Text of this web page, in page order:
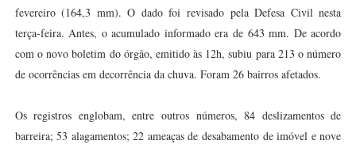
fevereiro (164,3 mm). O dado foi revisado pela Defesa Civil nesta
terça-feira. Antes, o acumulado informado era de 643 mm. De acordo
com o novo boletim do órgão, emitido às 12h, subiu para 213 o número
de ocorrências em decorrência da chuva. Foram 26 bairros afetados.
Os registros englobam, entre outros números, 84 deslizamentos de
barreira; 53 alagamentos; 22 ameaças de desabamento de imóvel e nove